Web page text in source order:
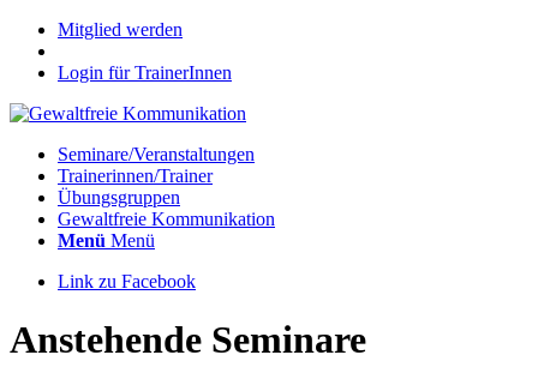
Mitglied werden
Login für TrainerInnen
Seminare/Veranstaltungen
Trainerinnen/Trainer
Übungsgruppen
Gewaltfreie Kommunikation
Menü Menü
Link zu Facebook
Anstehende Seminare